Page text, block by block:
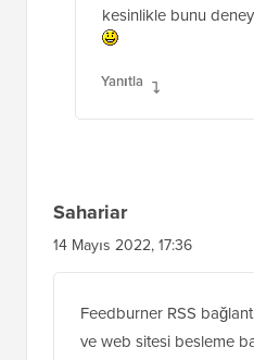
kesinlikle bunu
Yanıtla
Sahariar
14 Mayıs 2022, 17:36
Feedburner RSS
ve web sitesi besleme